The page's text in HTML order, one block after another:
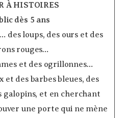
À HISTOIRES
dès 5 ans
des loups, des ours et des
rouges…
et des ogrillonnes…
et des barbes bleues, des
galopins, et en cherchant
une porte qui ne mène